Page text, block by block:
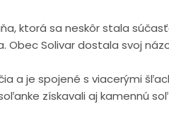
ktorá sa neskôr stala
Obec Solivar dostala svoj
a je spojené s viacerými
získavali aj kamennú